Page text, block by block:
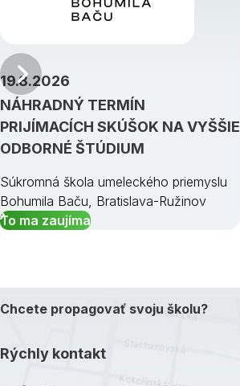
NÁHRADNÝ TERMÍN
PRIJÍMACÍCH SKÚŠOK NA VYŠŠIE
ODBORNÉ ŠTÚDIUM
19.8.2026
Súkromná škola umeleckého priemyslu
Bohumila Baču, Bratislava-Ružinov
To ma zaujíma
Predchádzajúci
Chcete propagovať svoju školu?
Rýchly kontakt